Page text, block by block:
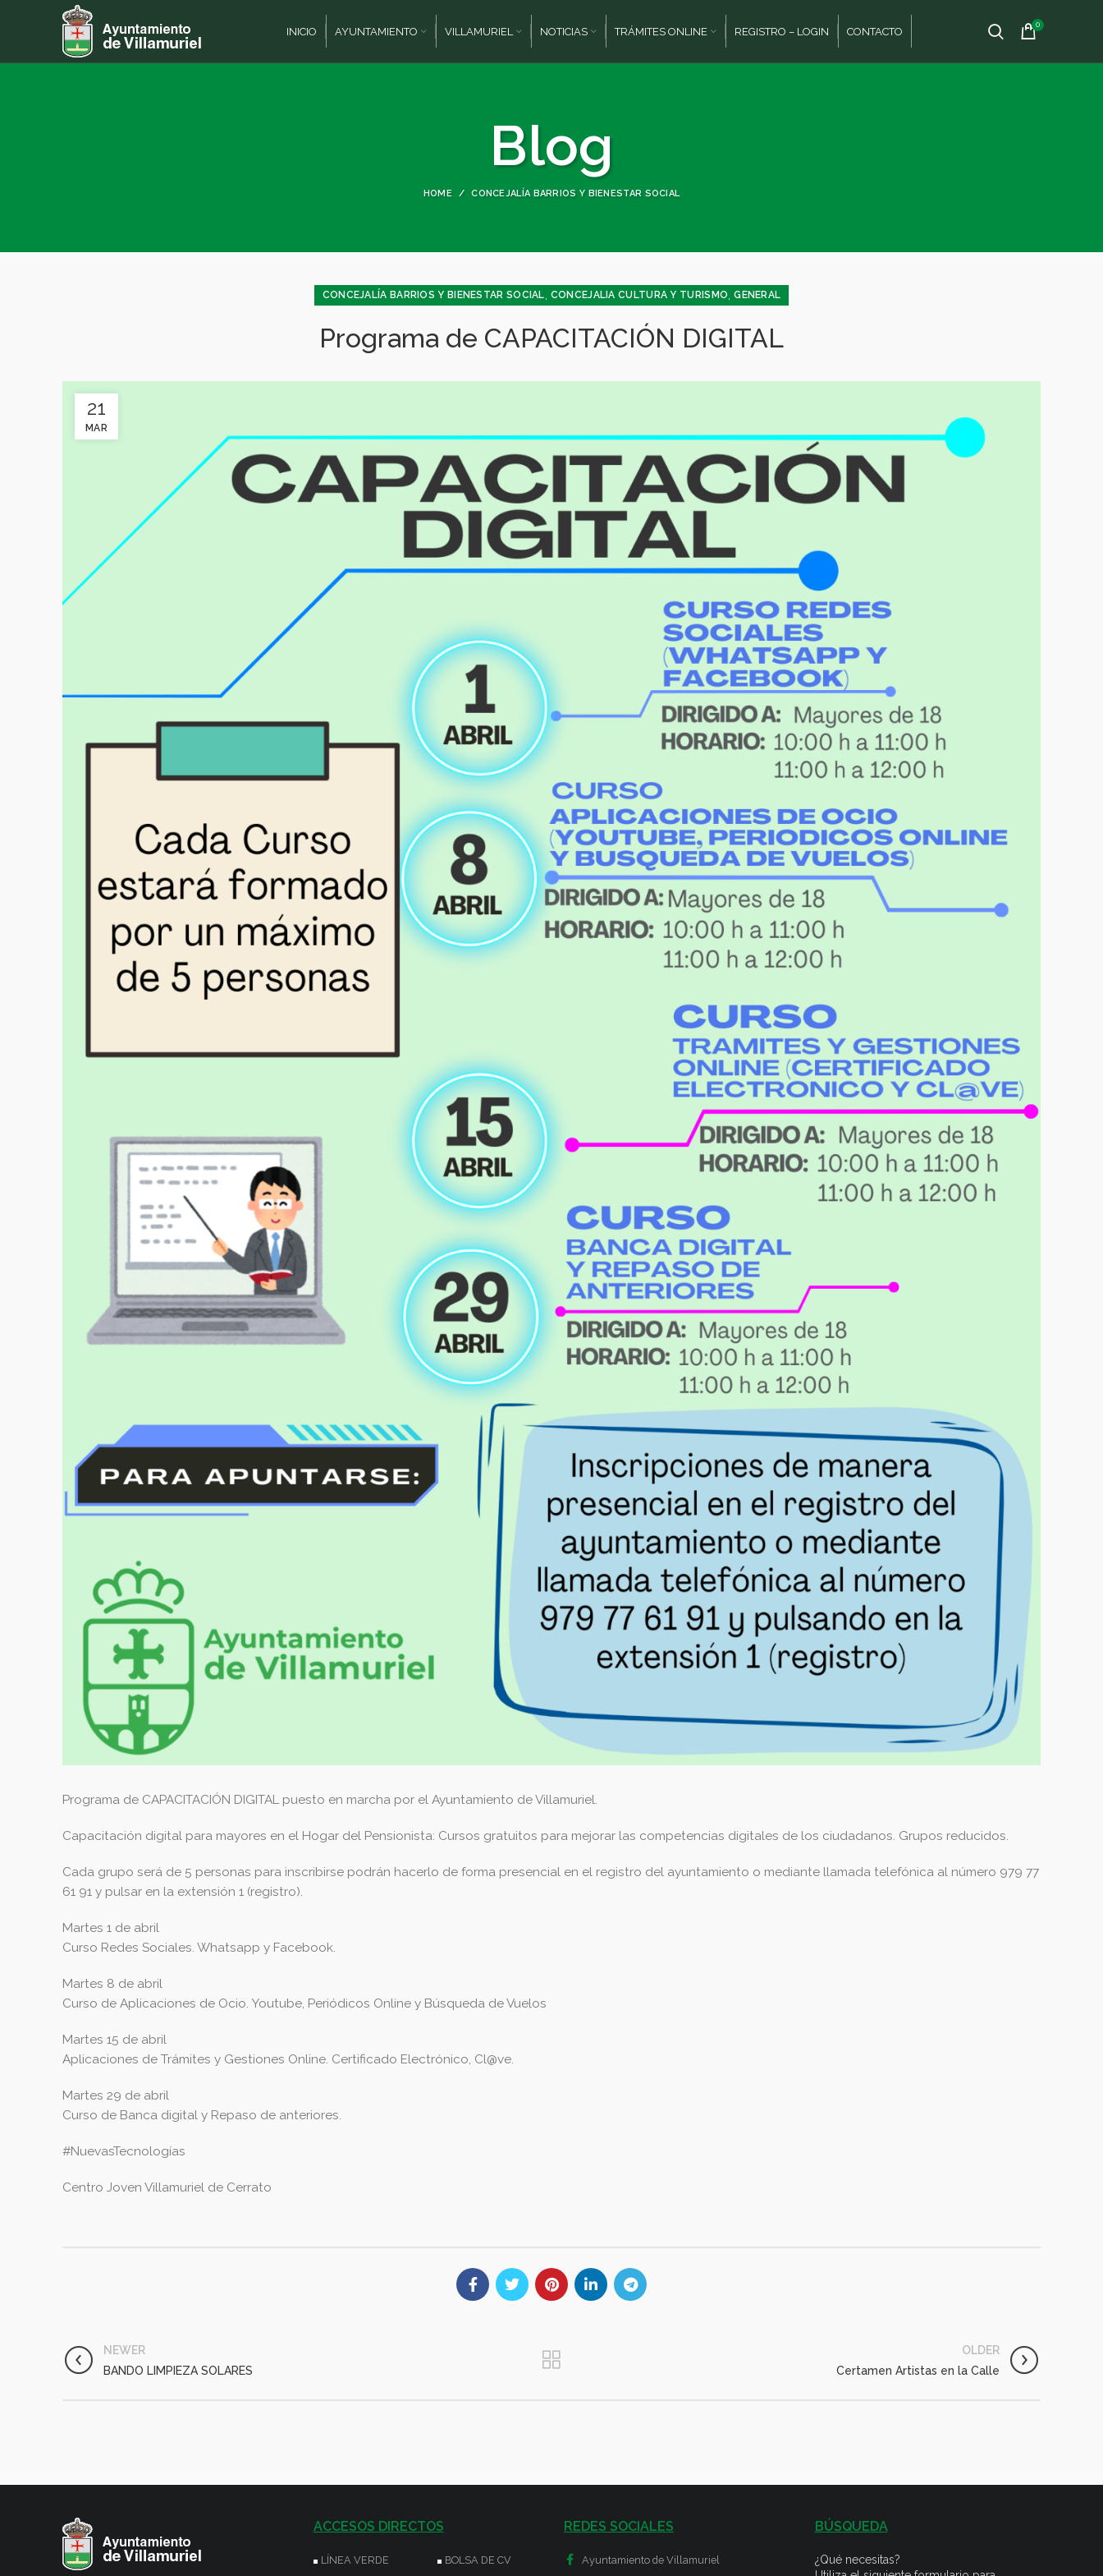
INICIO AYUNTAMIENTO VILLAMURIEL NOTICIAS TRÁMITES ONLINE REGISTRO – LOGIN CONTACTO
0
Blog
HOME CONCEJALÍA BARRIOS Y BIENESTAR SOCIAL
CONCEJALÍA BARRIOS Y BIENESTAR SOCIAL CONCEJALIA CULTURA Y TURISMO ,GENERAL
Programa de CAPACITACIÓN DIGITAL
21
MAR
Programa de CAPACITACIÓN DIGITAL puesto en marcha por el Ayuntamiento de Villamuriel.
Capacitación digital para mayores en el Hogar del Pensionista: Cursos gratuitos para mejorar las competencias digitales de los ciudadanos. Grupos reducidos.
Cada grupo será de 5 personas para inscribirse podrán hacerlo de forma presencial en el registro del ayuntamiento o mediante llamada telefónica al número 979 77
61 91 y pulsar en la extensión 1 (registro).
Martes 1 de abril
Curso Redes Sociales. Whatsapp y Facebook.
Martes 8 de abril
Curso de Aplicaciones de Ocio. Youtube, Periódicos Online y Búsqueda de Vuelos
Martes 15 de abril
Aplicaciones de Trámites y Gestiones Online. Certificado Electrónico, Cl@ve.
Martes 29 de abril
Curso de Banca digital y Repaso de anteriores.
#NuevasTecnologías
Centro Joven Villamuriel de Cerrato
NEWER
BANDO LIMPIEZA SOLARES
OLDER
Certamen Artistas en la Calle
ACCESOS DIRECTOS
LÍNEA VERDE BOLSA DE CV
REDES SOCIALES
Ayuntamiento de Villamuriel
BÚSQUEDA
¿Qué necesitas?